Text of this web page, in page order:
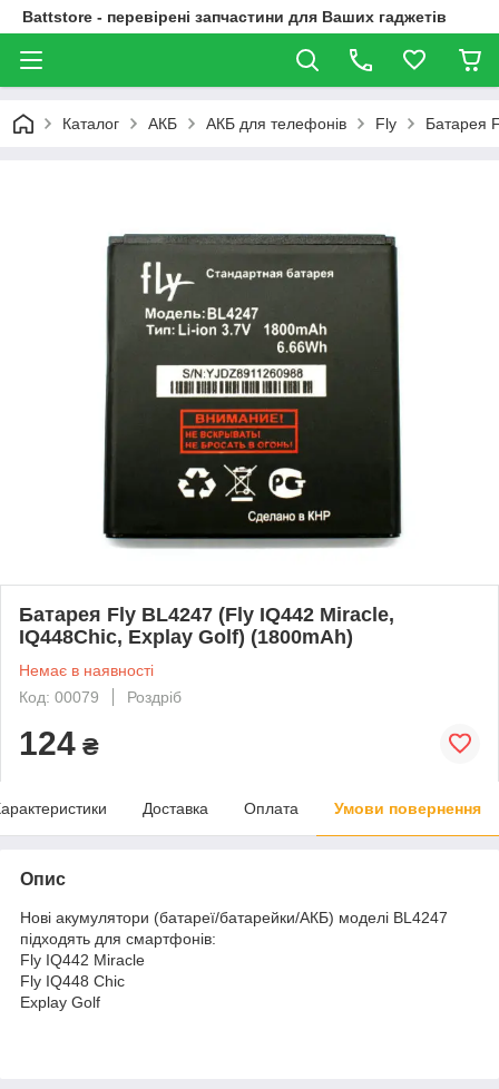
Battstore - перевірені запчастини для Ваших гаджетів
Каталог АКБ АКБ для телефонів Fly Батарея
Батарея Fly BL4247 (Fly IQ442 Miracle,
IQ448Chic, Explay Golf) (1800mAh)
Немає в наявності
Код: 00079
Роздріб
124 ₴
Доставка Оплата Умови повернення
Опис
Нові акумулятори (батареї/батарейки/АКБ) моделі BL4247
підходять для смартфонів:
Fly IQ442 Miracle
Fly IQ448 Chic
Explay Golf